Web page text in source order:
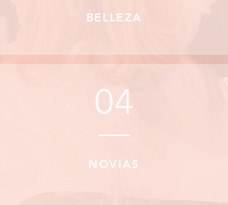
BELLEZA
04
NOVIAS